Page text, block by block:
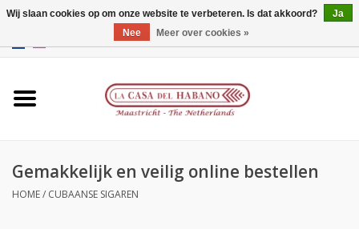
CNY/HKD
Humidors
Gemakkelijk en veilig online bestellen
HOME/ CUBAANSE SIGAREN
Wij slaan cookies op om onze website te verbeteren. Is dat akkoord?
Ja
Nee
Meer over cookies »